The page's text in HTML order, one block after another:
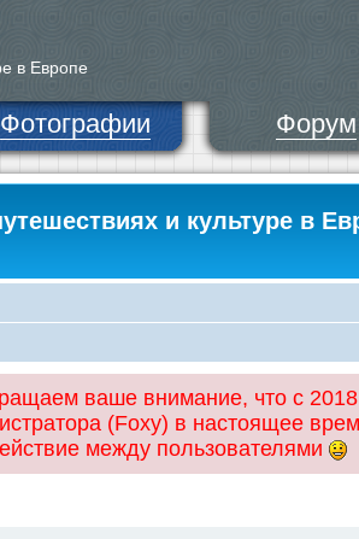
в Европе
Фотографии Форум
и культуре в
ваше внимание, что с
(Foxy) в настоящее
между пользователями